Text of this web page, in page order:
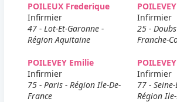
POILEUX Frederique
Infirmier
47 - Lot-Et-Garonne -
Région Aquitaine
Infirmier
25 -
Franche-
POILEVEY Emilie
Infirmier
75 - Paris - Région Ile-De-
France
Infirmier
77 -
Région